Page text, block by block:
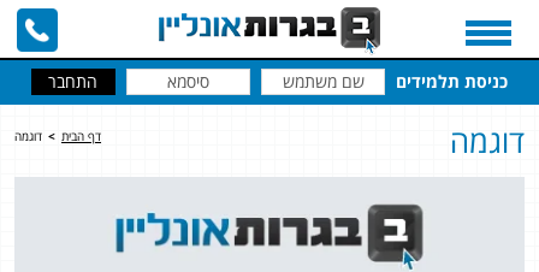
כניסת תלמידים
דף הבית > דוגמה דוגמה